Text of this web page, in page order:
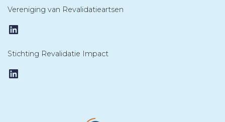
Vereniging van Revalidatieartsen
LinkedIn
Stichting Revalidatie Impact
LinkedIn